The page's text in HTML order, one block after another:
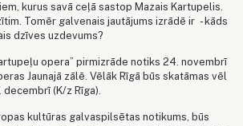
kurus savā ceļā sastop Mazais Kartupelis.
Tomēr galvenais jautājums izrādē ir - kāds
dzīves uzdevums?
opera” pirmizrāde notiks 24. novembrī
Jaunajā zālē. Vēlāk Rīgā būs skatāmas vēl
decembrī (K/z Rīga).
kultūras galvaspilsētas notikums, būs